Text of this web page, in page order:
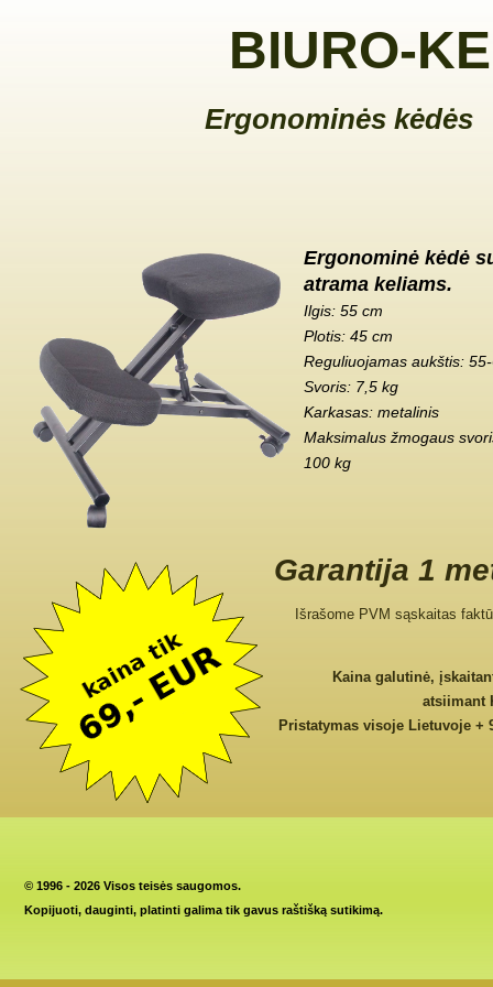
BIURO-
Ergonominės kėdės
Ergonominė kėdė
atrama keliams.
Ilgis: 55 cm
Plotis: 45 cm
Reguliuojamas aukštis:
Svoris: 7,5 kg
Karkasas: metalinis
Maksimalus žmogaus
100 kg
Garantija 1
Išrašome PVM sąskaitas
Kaina galutinė,
atsiimant
Pristatymas visoje Lietuvoje +
© 1996 - 2026 Visos teisės saugomos.
Kopijuoti, dauginti, platinti galima tik gavus raštišką sutikimą.